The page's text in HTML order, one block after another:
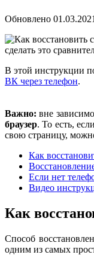
Обновлено 01.03.2021
сделать это
В этой инструкции
ВК через телефон.
Важно: вне
браузер. То есть,
свою страницу,
Как
Если нет
Видео
Как
Способ
одним из самых